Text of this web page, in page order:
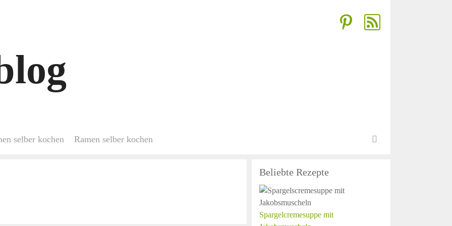
selber kochen Ramen selber kochen
Beliebte Rezepte
Spargelcremesuppe mit